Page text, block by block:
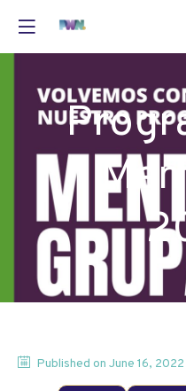
Published on June 16, 2022